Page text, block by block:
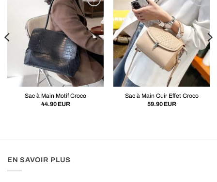
Sac à Main Motif Croco
44.90 EUR
Sac à Main Cuir Effet Croco
59.90 EUR
EN SAVOIR PLUS